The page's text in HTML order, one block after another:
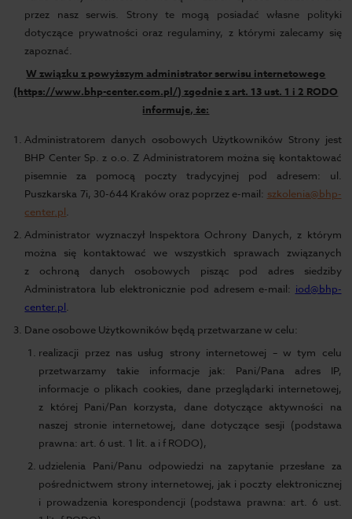
przez nasz serwis. Strony te mogą posiadać własne polityki
dotyczące prywatności oraz regulaminy, z którymi zalecamy się
zapoznać.
W związku z powyższym administrator serwisu internetowego
(https://www.bhp-center.com.pl/) zgodnie z art. 13 ust. 1 i 2 RODO
informuje, że:
Administratorem danych osobowych Użytkowników Strony jest
BHP Center Sp. z o.o. Z Administratorem można się kontaktować
pisemnie za pomocą poczty tradycyjnej pod adresem: ul.
Puszkarska 7i, 30-644 Kraków oraz poprzez e-mail: szkolenia@bhp-
center.pl.
Administrator wyznaczył Inspektora Ochrony Danych, z którym
można się kontaktować we wszystkich sprawach związanych
z ochroną danych osobowych pisząc pod adres siedziby
Administratora lub elektronicznie pod adresem e-mail: iod@bhp-
center.pl.
Dane osobowe Użytkowników będą przetwarzane w celu:
realizacji przez nas usług strony internetowej – w tym celu
przetwarzamy takie informacje jak: Pani/Pana adres IP,
informacje o plikach cookies, dane przeglądarki internetowej,
z której Pani/Pan korzysta, dane dotyczące aktywności na
naszej stronie internetowej, dane dotyczące sesji (podstawa
prawna: art. 6 ust. 1 lit. a i f RODO),
udzielenia Pani/Panu odpowiedzi na zapytanie przesłane za
pośrednictwem strony internetowej, jak i poczty elektronicznej
i prowadzenia korespondencji (podstawa prawna: art. 6 ust.